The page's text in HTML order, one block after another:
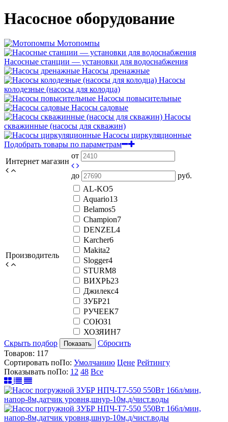
Насосное оборудование
Мотопомпы
Насосные станции — установки для водоснабжения
Насосы дренажные
Насосы
колодезные (насосы для колодца)
Насосы повысительные
Насосы садовые
Насосы
скважинные (насосы для скважин)
Насосы циркуляционные
Подобрать товары по параметрам
Интернет магазин
от
до руб.
Производитель
AL-KO5
Aquario13
Belamos5
Champion7
DENZEL4
Karcher6
Makita2
Slogger4
STURM8
ВИХРЬ23
Джилекс4
ЗУБР21
РУЧЕЕК7
СОЮЗ1
ХОЗЯИН7
Скрыть подбор
Показать
Сбросить
Товаров: 117
Сортировать поПо: Умолчанию Цене Рейтингу
Показывать поПо: 12 48 Все